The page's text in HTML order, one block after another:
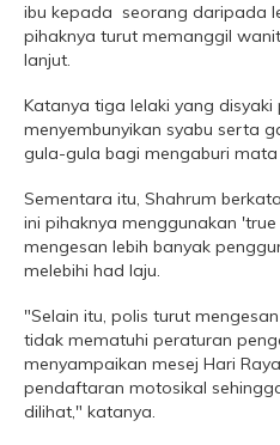
ibu kepada seorang daripada
pihaknya turut memanggil
lanjut.
Katanya tiga lelaki yang
menyembunyikan syabu serta
gula-gula bagi mengaburi mata
Sementara itu, Shahrum
ini pihaknya menggunakan
mengesan lebih banyak
melebihi had laju.
"Selain itu, polis turut
tidak mematuhi peraturan
menyampaikan mesej Hari
pendaftaran motosikal
dilihat," katanya.